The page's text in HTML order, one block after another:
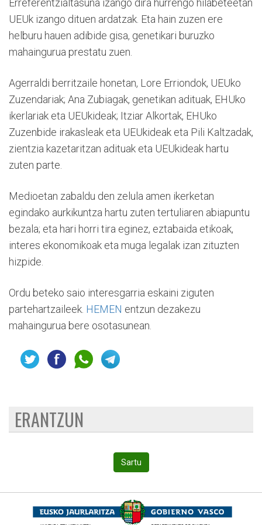
Erreferentzialtasuna izango dira hurrengo hilabeteetan
UEUk izango dituen ardatzak. Eta hain zuzen ere
helburu hauen adibide gisa, genetikari buruzko
mahaingurua prestatu zuen.
Agerraldi berritzaile honetan, Lore Erriondok, UEUko
Zuzendariak; Ana Zubiagak, genetikan adituak, EHUko
ikerlariak eta UEUkideak; Itziar Alkortak, EHUko
Zuzenbide irakasleak eta UEUkideak eta Pili Kaltzadak,
zientzia kazetaritzan adituak eta UEUkideak hartu
zuten parte.
Medioetan zabaldu den zelula amen ikerketan
egindako aurkikuntza hartu zuten tertuliaren abiapuntu
bezala; eta hari horri tira eginez, eztabaida etikoak,
interes ekonomikoak eta muga legalak izan zituzten
hizpide.
Ordu beteko saio interesgarria eskaini ziguten
partehartzaileek. HEMEN entzun dezakezu
mahaingurua bere osotasunean.
ERANTZUN
Sartu